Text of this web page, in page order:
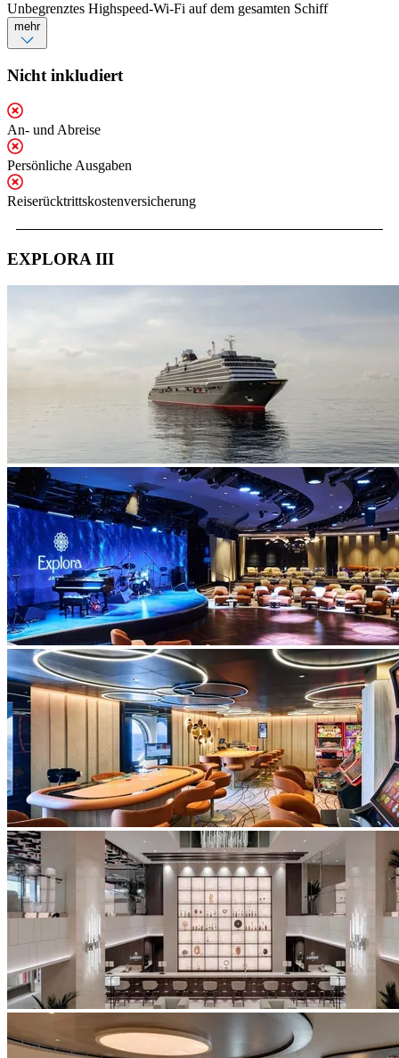
Unbegrenztes Highspeed-Wi-Fi auf dem gesamten Schiff
mehr
Nicht inkludiert
An- und Abreise
Persönliche Ausgaben
Reiserücktrittskostenversicherung
EXPLORA III